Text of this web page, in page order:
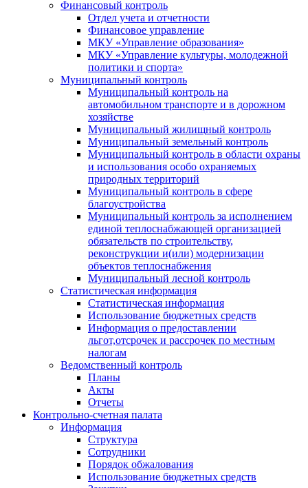
Финансовый контроль
Отдел учета и отчетности
Финансовое управление
МКУ «Управление образования»
МКУ «Управление культуры, молодежной
политики и спорта»
Муниципальный контроль
Муниципальный контроль на
автомобильном транспорте и в дорожном
хозяйстве
Муниципальный жилищный контроль
Муниципальный земельный контроль
Муниципальный контроль в области охраны
и использования особо охраняемых
природных территорий
Муниципальный контроль в сфере
благоустройства
Муниципальный контроль за исполнением
единой теплоснабжающей организацией
обязательств по строительству,
реконструкции и(или) модернизации
объектов теплоснабжения
Муниципальный лесной контроль
Статистическая информация
Статистическая информация
Использование бюджетных средств
Информация о предоставлении
льгот,отсрочек и рассрочек по местным
налогам
Ведомственный контроль
Планы
Акты
Отчеты
Контрольно-счетная палата
Информация
Структура
Сотрудники
Порядок обжалования
Использование бюджетных средств